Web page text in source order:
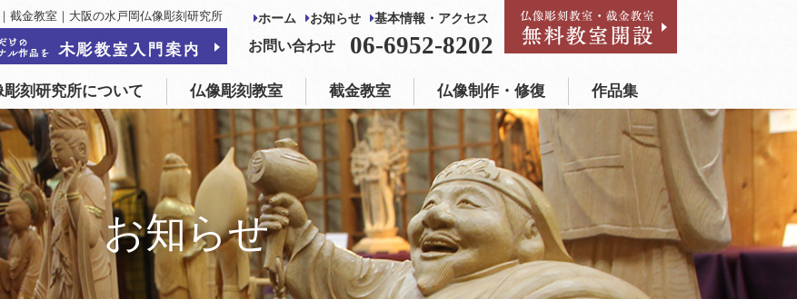
截金教室｜大阪の水戸岡仏像彫刻研究所 ホーム お知らせ 基本情報・アクセス
お問い合わせ 06-6952-8202
刻研究所について 仏像彫刻教室 截金教室 仏像制作・修復 作品集
仏像彫刻教室 截金教室 仏像制作・修復 作品集
お知らせ